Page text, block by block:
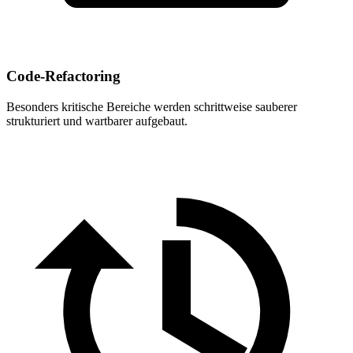
Code-Refactoring
Besonders kritische Bereiche werden schrittweise sauberer
strukturiert und wartbarer aufgebaut.